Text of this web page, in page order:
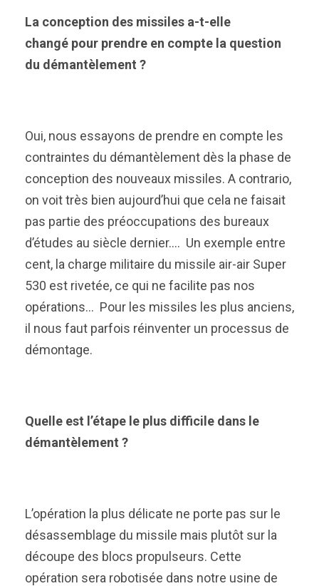
La conception des missiles a-t-elle
changé pour prendre en compte la question
du démantèlement ?
Oui, nous essayons de prendre en compte les
contraintes du démantèlement dès la phase de
conception des nouveaux missiles. A contrario,
on voit très bien aujourd’hui que cela ne faisait
pas partie des préoccupations des bureaux
d’études au siècle dernier…. Un exemple entre
cent, la charge militaire du missile air-air Super
530 est rivetée, ce qui ne facilite pas nos
opérations… Pour les missiles les plus anciens,
il nous faut parfois réinventer un processus de
démontage.
Quelle est l’étape le plus difficile dans le
démantèlement ?
L’opération la plus délicate ne porte pas sur le
désassemblage du missile mais plutôt sur la
découpe des blocs propulseurs. Cette
opération sera robotisée dans notre usine de